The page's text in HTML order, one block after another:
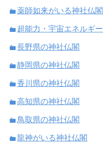
薬師如来がいる神社仏閣
超能力・宇宙エネルギー
長野県の神社仏閣
静岡県の神社仏閣
香川県の神社仏閣
高知県の神社仏閣
鳥取県の神社仏閣
龍神がいる神社仏閣